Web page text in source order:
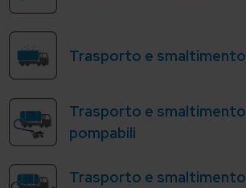
Trasporto e
Trasporto e
pompabili
Trasporto e